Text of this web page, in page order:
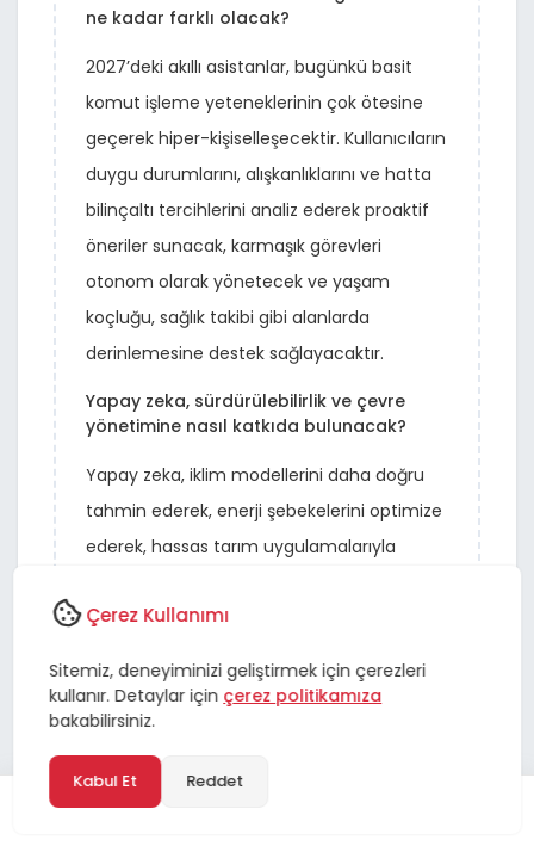
ne kadar farklı olacak?
2027’deki akıllı asistanlar, bugünkü basit
komut işleme yeteneklerinin çok ötesine
geçerek hiper-kişiselleşecektir. Kullanıcıların
duygu durumlarını, alışkanlıklarını ve hatta
bilinçaltı tercihlerini analiz ederek proaktif
öneriler sunacak, karmaşık görevleri
otonom olarak yönetecek ve yaşam
koçluğu, sağlık takibi gibi alanlarda
derinlemesine destek sağlayacaktır.
Yapay zeka, sürdürülebilirlik ve çevre
yönetimine nasıl katkıda bulunacak?
Yapay zeka, iklim modellerini daha doğru
tahmin ederek, enerji şebekelerini optimize
ederek, hassas tarım uygulamalarıyla
yönetimini geliştirerek sürdürülebilirlik ve
sağlayacaktır. Ayrıca biyoçeşitlilik takibi ve
doğal afet risk değerlendirmelerinde de
kritik rol oynayacaktır.
Çerez Kullanımı
Sitemiz, deneyiminizi geliştirmek için çerezleri
kullanır. Detaylar için çerez politikamıza
bakabilirsiniz.
Kabul Et Reddet